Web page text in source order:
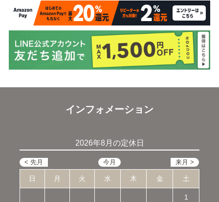
インフォメーション
2026年8月の定休日
日 月 火 水 木 金 土
1